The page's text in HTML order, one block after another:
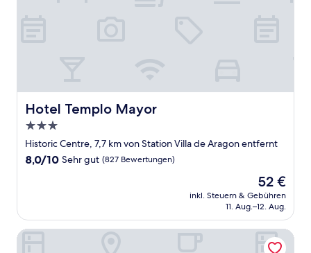
Hotel Templo Mayor
Hotel Templo Mayor
3.0-
Sterne-
Unterkunft
Historic Centre, 7,7 km von Station Villa de Aragon entfernt
8.0
(827
Bewertungen)
8,0/10 Sehr gut (827 Bewertungen)
Der
Preis
beträgt
52 €
inkl. Steuern & Gebühren
11. Aug.–12. Aug.
Hotel San Lucas